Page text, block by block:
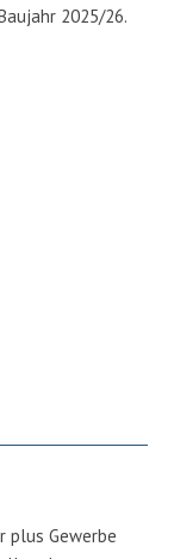
2025/26.
plus Gewerbe